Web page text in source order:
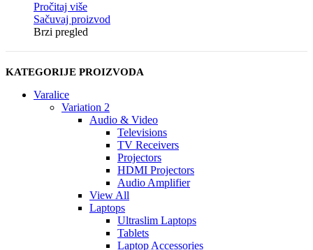
Pročitaj više
Sačuvaj proizvod
Brzi pregled
KATEGORIJE PROIZVODA
Varalice
Variation 2
Audio & Video
Televisions
TV Receivers
Projectors
HDMI Projectors
Audio Amplifier
View All
Laptops
Ultraslim Laptops
Tablets
Laptop Accessories